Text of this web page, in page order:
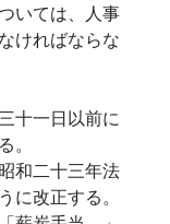
いては、人事
ければならな
十一日以前に
和二十三年法
に改正する。